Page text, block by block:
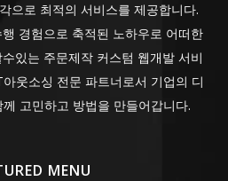
으로 최적의 서비스를 제공합니다.
경험으로 축적된 노하우로 어떠한
있는 주문제작 커스텀 웹개발 서비
웃소싱 전문 파트너로서 기업의 디
고민하고 방법을 만들어갑니다.
MENU